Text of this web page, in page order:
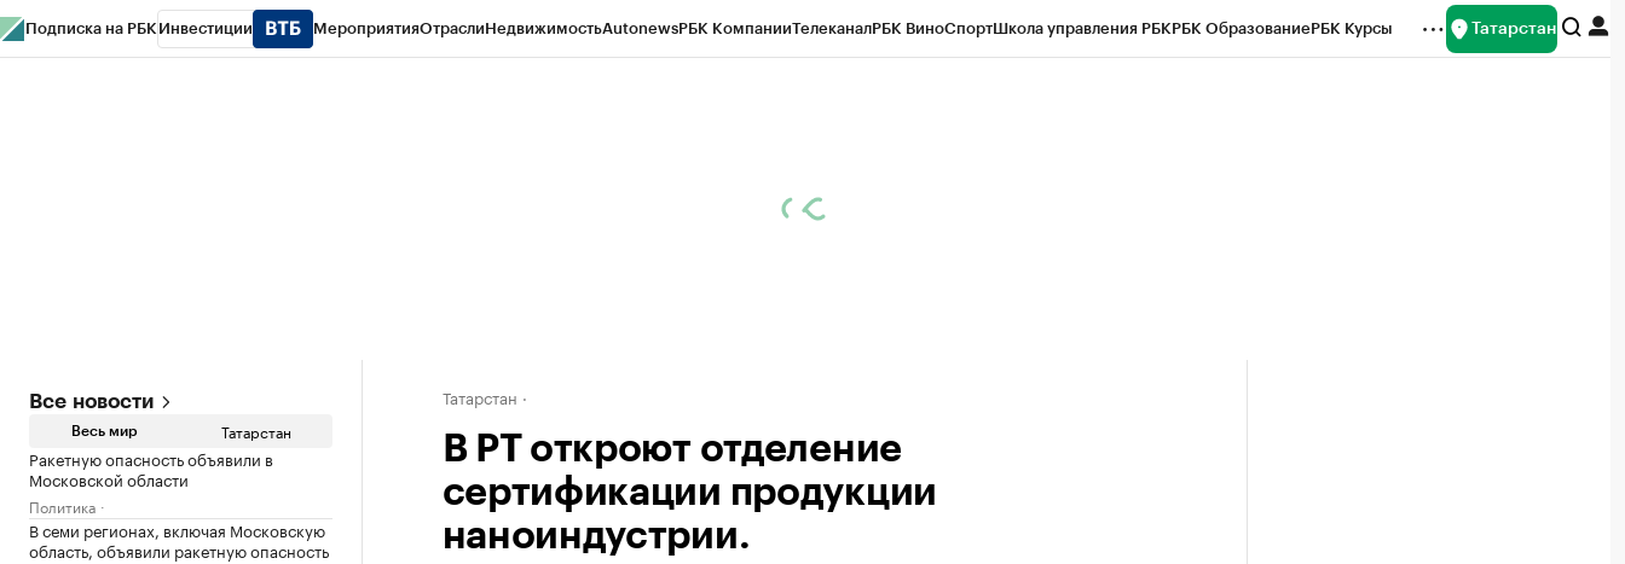
Подписка на РБК Инвестиции МероприятияОтраслиНедвижимостьAutonewsРБК КомпанииТелеканалРБК ВиноСпортШкола управления РБКРБК ОбразованиеРБК Курсы Татарстан
Все новости
Весь мир Татарстан
Ракетную опасность объявили в
Московской области
Политика
В семи регионах, включая Московскую
область, объявили ракетную опасность
Татарстан
В РТ откроют отделение
сертификации продукции
наноиндустрии.